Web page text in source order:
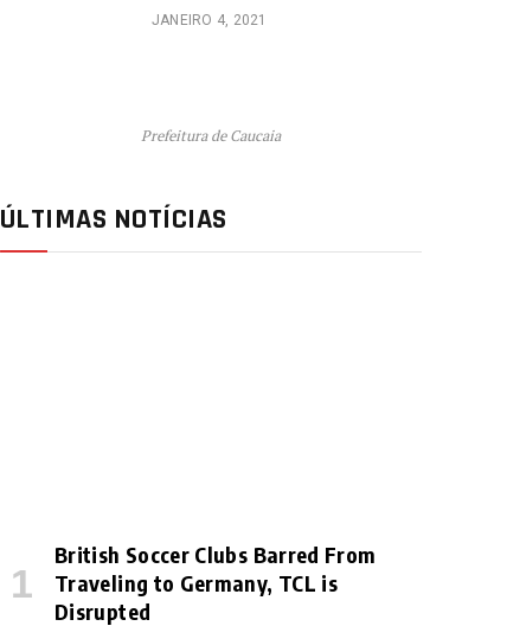
JANEIRO 4, 2021
Prefeitura de Caucaia
ÚLTIMAS NOTÍCIAS
British Soccer Clubs Barred From
Traveling to Germany, TCL is
Disrupted